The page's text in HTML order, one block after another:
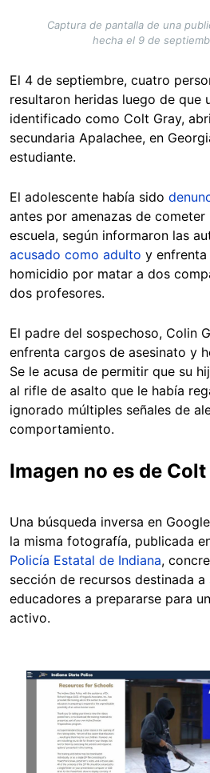
Captura de pantalla de una
hecha el 9 de
El 4 de septiembre, cuatro
resultaron heridas luego de que
identificado como Colt Gray,
secundaria Apalachee, en
estudiante.
El adolescente había sido
antes por amenazas de
escuela, según informaron las
acusado como adulto y
homicidio por matar a dos
dos profesores.
El padre del sospechoso, Colin
enfrenta cargos de asesinato y
Se le acusa de permitir que su
al rifle de asalto que le había
ignorado múltiples señales de
comportamiento.
Imagen no es de
Una búsqueda inversa en
la misma fotografía, publicada
Policía Estatal de Indiana,
sección de recursos destinada a
educadores a prepararse para
activo.
Image